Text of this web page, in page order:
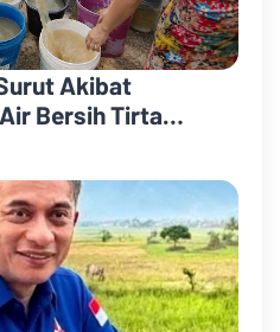
Akibat
Bersih Tirta